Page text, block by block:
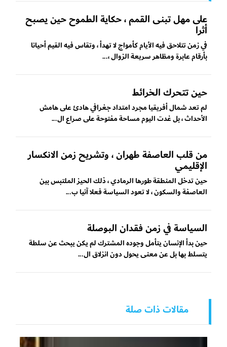
على مهل تبنى القمم ، حكاية الطموح حين يصبح
أثرا
في زمن تتلاحق فيه الأيام كأمواج لا تهدأ ، وتقاس فيه القيم أحيانا
بأرقام عابرة ومظاهر سريعة الزوال ،...
حين تتحرك الخرائط
لم تعد شمال أفريقيا مجرد امتداد جغرافي هادئ على هامش
الأحداث ، بل غدت اليوم مساحة مفتوحة على صراع ال...
من قلب العاصفة طهران ، وتشريح زمن الانكسار
الإقليمي
حين تدخل المنطقة طورها الرمادي ، ذلك الحيز الملتبس بين
العاصفة والسكون ، لا تعود السياسة فعلا آنيا ب...
السياسة في زمن فقدان البوصلة
حين بدأ الإنسان يتأمل وجوده المشترك لم يكن يبحث عن سلطة
يتسلط بها بل عن معنى يحول دون انزلاق ال...
مقالات ذات صلة